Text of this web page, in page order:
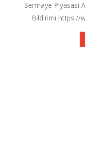
Sermaye Piyasası
Bildirimi https://